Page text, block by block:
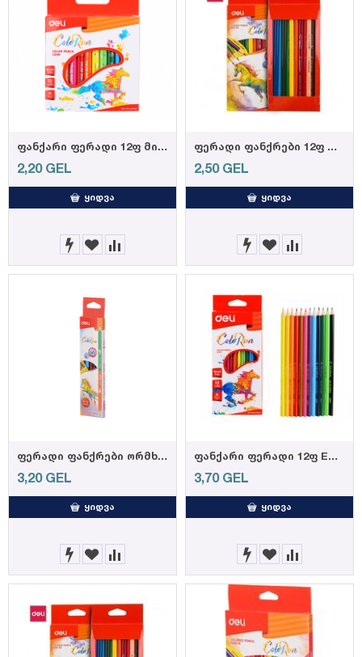
ფანქარი ფერადი 12ფ მინი EC09900, DELI
2,20 GEL
ᲧᲘᲓᲕᲐ
ფერადი ფანქრები 12ფ MINI C00400, DELI
2,50 GEL
ᲧᲘᲓᲕᲐ
ფერადი ფანქრები ორმხვრივი წვერით 6ც 12ფ C00500, DELI
3,20 GEL
ᲧᲘᲓᲕᲐ
ფანქარი ფერადი 12ფ EC00100, DELI
3,70 GEL
ᲧᲘᲓᲕᲐ